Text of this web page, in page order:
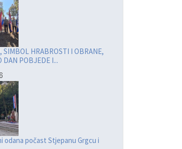
SIMBOL HRABROSTI I OBRANE,
POBJEDE I...
odana počast Stjepanu Grgcu i